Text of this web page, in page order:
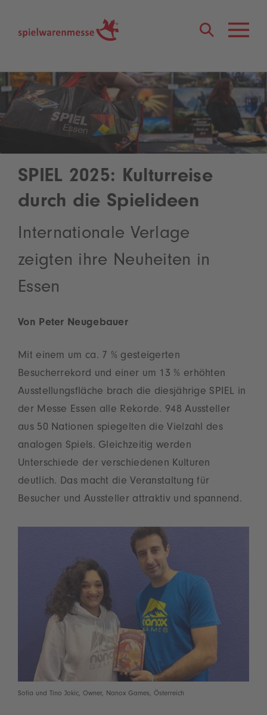
SPIEL 2025: Kulturreise
durch die Spielideen
Internationale Verlage
zeigten ihre Neuheiten in
Essen
Von Peter Neugebauer
Mit einem um ca. 7 % gesteigerten
Besucherrekord und einer um 13 % erhöhten
Ausstellungsfläche brach die diesjährige SPIEL in
der Messe Essen alle Rekorde. 948 Aussteller
aus 50 Nationen spiegelten die Vielzahl des
analogen Spiels. Gleichzeitig werden
Unterschiede der verschiedenen Kulturen
deutlich. Das macht die Veranstaltung für
Besucher und Aussteller attraktiv und spannend.
Sofia und Tino Jokic, Owner, Nanox Games, Österreich